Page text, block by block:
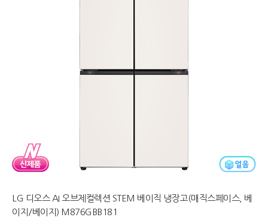
LG 디오스 AI 오브제컬렉션 STEM 베이직 냉장고(매직스페이스, 베
이지/베이지) M876GBB181